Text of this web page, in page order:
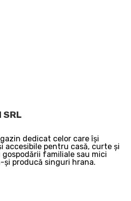
SRL
dedicat celor care își
accesibile pentru casă, curte și
familiale sau mici
și producă singuri hrana.